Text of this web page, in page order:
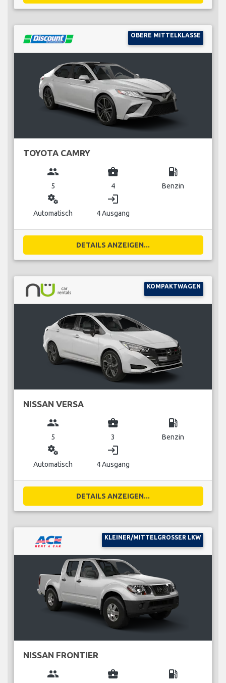
OBERE MITTELKLASSE
TOYOTA CAMRY
group
5
business_center
4
local_gas_station
Benzin
miscellaneous_services
Automatisch
login
4 Ausgang
DETAILS ANZEIGEN...
KOMPAKTWAGEN
NISSAN VERSA
group
5
business_center
3
local_gas_station
Benzin
miscellaneous_services
Automatisch
login
4 Ausgang
DETAILS ANZEIGEN...
KLEINER/MITTELGROSSER LKW
NISSAN FRONTIER
group business_center local_gas_station